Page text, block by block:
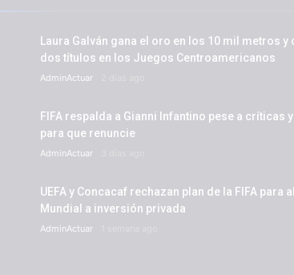
Laura Galván gana el oro en los 10 mil metros y
dos títulos en los Juegos Centroamericanos
AdminActuar
FIFA respalda a Gianni Infantino pese a críticas
para que renuncie
AdminActuar
UEFA y Concacaf rechazan plan de la FIFA para
Mundial a inversión privada
AdminActuar